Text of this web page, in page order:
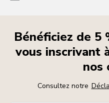
Bénéficiez de 5
vous inscrivant
nos
Consultez notre